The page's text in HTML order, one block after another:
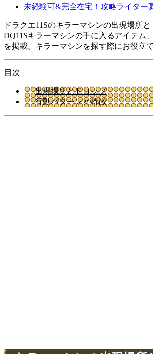
未経験可&完全在宅！攻略ライター
ドラクエ11Sのキラーマシンの出現場所と
DQ11Sキラーマシンの手に入るアイテム
を掲載。キラーマシンを探す際にお役立て
目次
出現場所とドロップ
行動パターンと特徴